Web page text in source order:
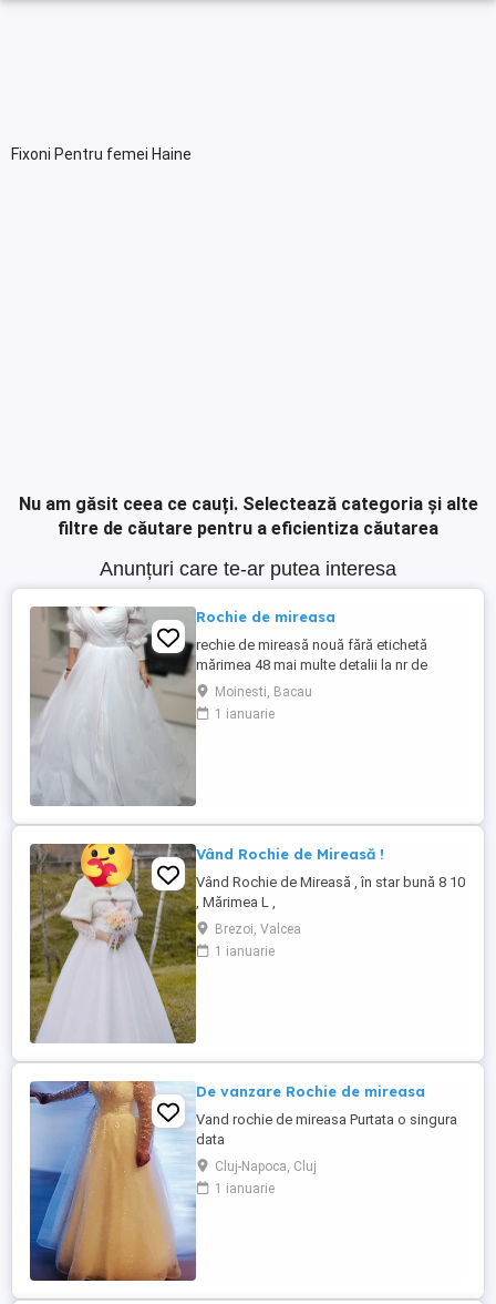
Fixoni Pentru femei Haine
Nu am găsit ceea ce cauți. Selectează categoria și alte
filtre de căutare pentru a eficientiza căutarea
Anunțuri care te-ar putea interesa
Rochie de mireasa
rechie de mireasă nouă fără etichetă
mărimea 48 mai multe detalii la nr de
telefonMoinesti, Bacau
1 ianuarie
Vând Rochie de Mireasă !
Vând Rochie de Mireasă , în star bună 8 10
, Mărimea L ,
Brezoi, Valcea
1 ianuarie
De vanzare Rochie de mireasa
Vand rochie de mireasa Purtata o singura
data
Cluj-Napoca, Cluj
1 ianuarie